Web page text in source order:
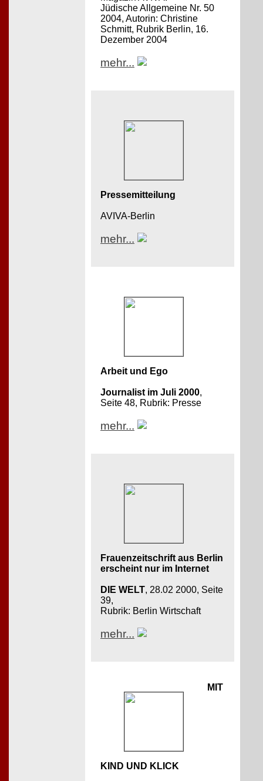
Jüdische Allgemeine Nr. 50
2004, Autorin: Christine
Schmitt, Rubrik Berlin, 16.
Dezember 2004
mehr...
Pressemitteilung
AVIVA-Berlin
mehr...
Arbeit und Ego
Journalist im Juli 2000,
Seite 48, Rubrik: Presse
mehr...
Frauenzeitschrift aus Berlin
erscheint nur im Internet
DIE WELT, 28.02 2000, Seite
39,
Rubrik: Berlin Wirtschaft
mehr...
MIT
KIND UND KLICK